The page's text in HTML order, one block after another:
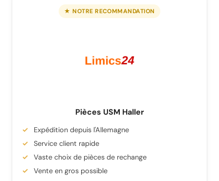
★ NOTRE RECOMMANDATION
Pièces USM Haller
Expédition depuis l'Allemagne
Service client rapide
Vaste choix de pièces de rechange
Vente en gros possible